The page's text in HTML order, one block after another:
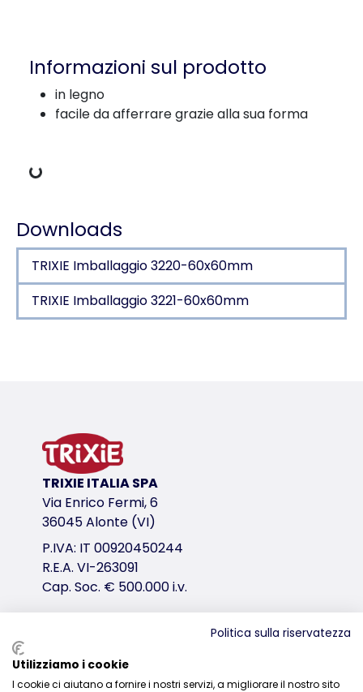
Informazioni sul prodotto
in legno
facile da afferrare grazie alla sua forma
Dati di carico
Downloads
TRIXIE Imballaggio 3220-60x60mm
TRIXIE Imballaggio 3221-60x60mm
variante di prodotto
variante di prodotto: numero unico del
Misure
15 cm
Peso dell'articolo
circa 125 gr.
variante di prodotto: numero unico del
Misure
21 cm
TRIXIE ITALIA SPA
Via Enrico Fermi, 6
36045 Alonte (VI)
P.IVA: IT 00920450244
R.E.A. VI-263091
Cap. Soc. € 500.000 i.v.
Distribuzione
0444-835329
Politica sulla riservatezza
Utilizziamo i cookie
I cookie ci aiutano a fornire i nostri servizi, a migliorare il nostro sito